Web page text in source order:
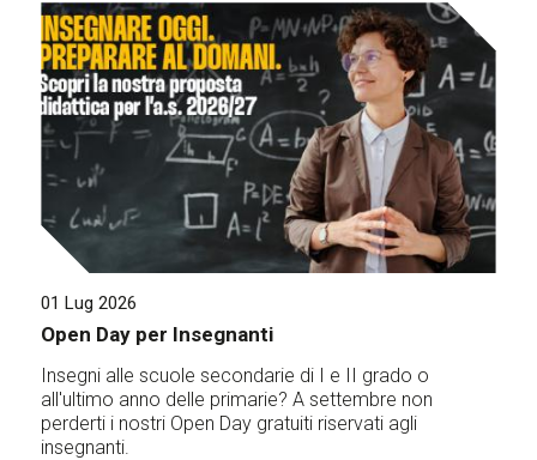
01 Lug 2026
Open Day per Insegnanti
Insegni alle scuole secondarie di I e II grado o
all'ultimo anno delle primarie? A settembre non
perderti i nostri Open Day gratuiti riservati agli
insegnanti.